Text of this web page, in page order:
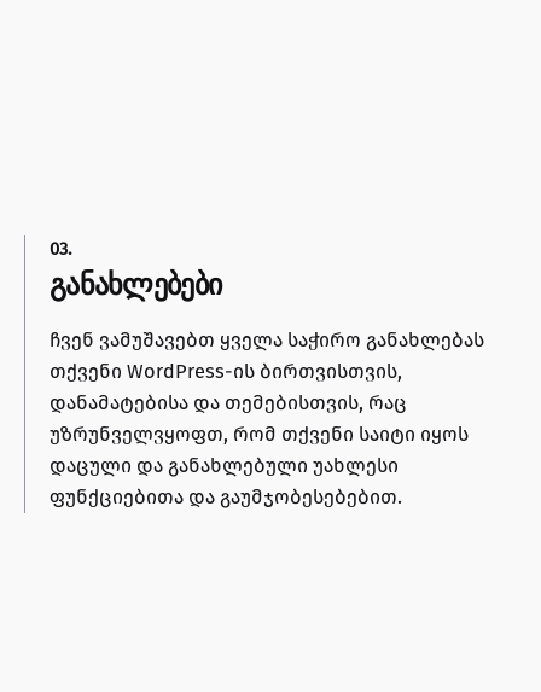
03.
განახლებები
ჩვენ ვამუშავებთ ყველა საჭირო განახლებას
თქვენი WordPress-ის ბირთვისთვის,
დანამატებისა და თემებისთვის, რაც
უზრუნველვყოფთ, რომ თქვენი საიტი იყოს
დაცული და განახლებული უახლესი
ფუნქციებითა და გაუმჯობესებებით.